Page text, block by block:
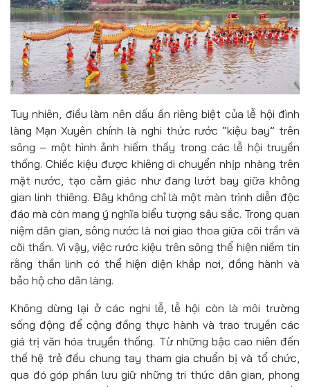
Tuy nhiên, điều làm nên dấu ấn riêng biệt của lễ hội đình
làng Mạn Xuyên chính là nghi thức rước “kiệu bay” trên
sông – một hình ảnh hiếm thấy trong các lễ hội truyền
thống. Chiếc kiệu được khiêng di chuyển nhịp nhàng trên
mặt nước, tạo cảm giác như đang lướt bay giữa không
gian linh thiêng. Đây không chỉ là một màn trình diễn độc
đáo mà còn mang ý nghĩa biểu tượng sâu sắc. Trong quan
niệm dân gian, sông nước là nơi giao thoa giữa cõi trần và
cõi thần. Vì vậy, việc rước kiệu trên sông thể hiện niềm tin
rằng thần linh có thể hiện diện khắp nơi, đồng hành và
bảo hộ cho dân làng.
Không dừng lại ở các nghi lễ, lễ hội còn là môi trường
sống động để cộng đồng thực hành và trao truyền các
giá trị văn hóa truyền thống. Từ những bậc cao niên đến
thế hệ trẻ đều chung tay tham gia chuẩn bị và tổ chức,
qua đó góp phần lưu giữ những tri thức dân gian, phong